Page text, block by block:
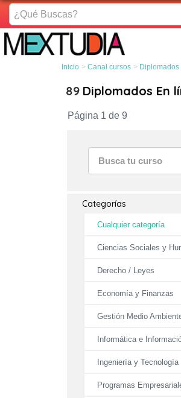
¿Qué
Buscas?
Inicio Canal cursos Diplomados
89 Diplomados En
Página 1 de 9
Categorías
Cualquier categoría
Ciencias Sociales y
Derecho / Leyes
Economía y Finanzas
Gestión Medio
Informática e
Ingeniería y Tecnología
Programas